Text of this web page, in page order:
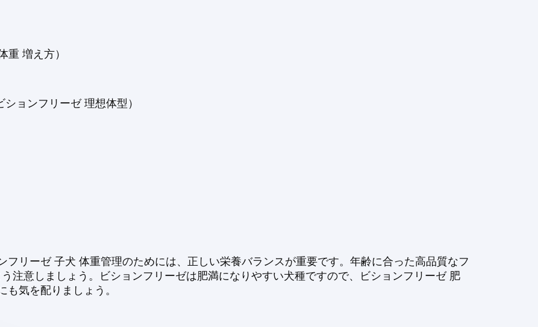
重 増え方）
ョンフリーゼ 理想体型）
フリーゼ 子犬 体重管理のためには、正しい栄養バランスが重要です。年齢に合った高品質なフ
注意しましょう。ビションフリーゼは肥満になりやすい犬種ですので、ビションフリーゼ 肥
気を配りましょう。